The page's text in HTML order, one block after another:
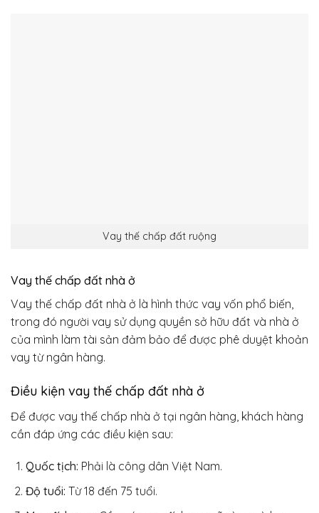
Vay thế chấp đất ruộng
Vay thế chấp đất nhà ở
Vay thế chấp đất nhà ở là hình thức vay vốn phổ biến,
trong đó người vay sử dụng quyền sở hữu đất và nhà ở
của mình làm tài sản đảm bảo để được phê duyệt khoản
vay từ ngân hàng.
Điều kiện vay thế chấp đất nhà ở
Để được vay thế chấp nhà ở tại ngân hàng, khách hàng
cần đáp ứng các điều kiện sau:
Quốc tịch: Phải là công dân Việt Nam.
Độ tuổi: Từ 18 đến 75 tuổi.